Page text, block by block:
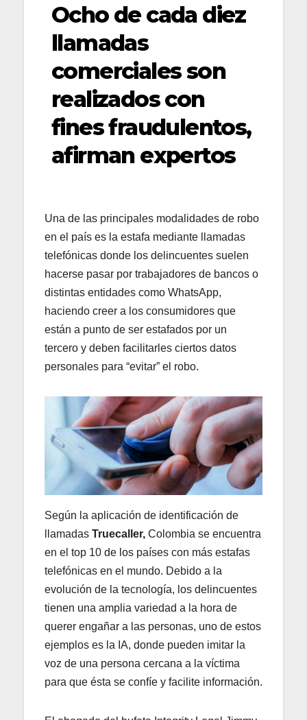
Ocho de cada diez
llamadas
comerciales son
realizados con
fines fraudulentos,
afirman expertos
Una de las principales modalidades de robo
en el país es la estafa mediante llamadas
telefónicas donde los delincuentes suelen
hacerse pasar por trabajadores de bancos o
distintas entidades como WhatsApp,
haciendo creer a los consumidores que
están a punto de ser estafados por un
tercero y deben facilitarles ciertos datos
personales para “evitar” el robo.
Según la aplicación de identificación de
llamadas Truecaller, Colombia se encuentra
en el top 10 de los países con más estafas
telefónicas en el mundo. Debido a la
evolución de la tecnología, los delincuentes
tienen una amplia variedad a la hora de
querer engañar a las personas, uno de estos
ejemplos es la IA, donde pueden imitar la
voz de una persona cercana a la víctima
para que ésta se confíe y facilite información.